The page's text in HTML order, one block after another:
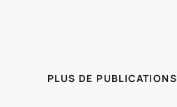
PLUS DE PUBLICATIONS